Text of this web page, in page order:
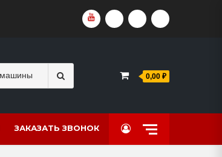
YOUTUBEVKVIDEORUTUBEDZEN
for:
0,00 ₽
ЗАКАЗАТЬ ЗВОНОК